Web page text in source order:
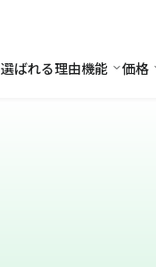
選ばれる理由機能 機能
価格